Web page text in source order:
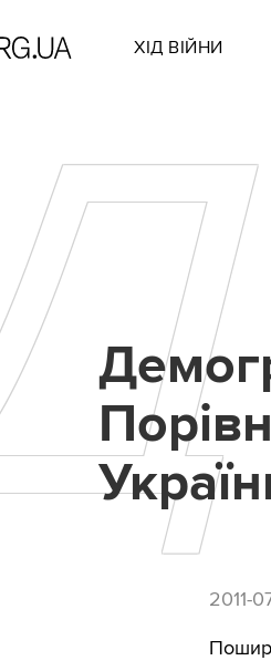
ХІД ВІЙНИ
2011-